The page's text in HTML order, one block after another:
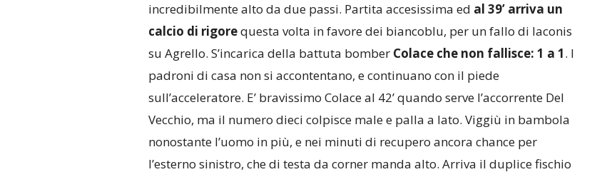
incredibilmente alto da due passi. Partita accesissima ed al 39’ arriva un
calcio di rigorequesta volta in favore dei biancoblu, per un fallo di Iaconis
su Agrello. S’incarica della battuta bomber Colace che non fallisce: 1 a 1. I
padroni di casa non si accontentano, e continuano con il piede
sull’acceleratore. E’ bravissimo Colace al 42’ quando serve l’accorrente Del
Vecchio, ma il numero dieci colpisce male e palla a lato. Viggiù in bambola
nonostante l’uomo in più, e nei minuti di recupero ancora chance per
l’esterno sinistro, che di testa da corner manda alto. Arriva il duplice fischio